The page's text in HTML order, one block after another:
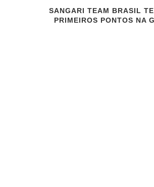
SANGARI TEAM BRASIL
PRIMEIROS PONTOS NA